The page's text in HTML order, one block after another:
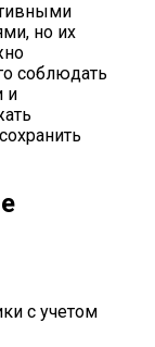
но их
соблюдать
и